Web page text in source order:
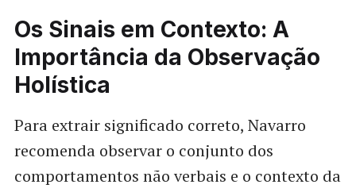
Os Sinais em Contexto: A
Importância da Observação
Holística
Para extrair significado correto, Navarro
recomenda observar o conjunto dos
comportamentos não verbais e o contexto da